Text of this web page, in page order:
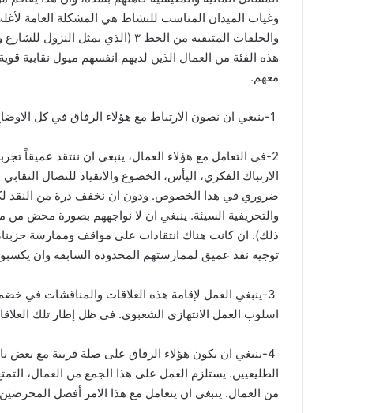
وغياب الميدان المناسب للنشاط هي المشكلة العامة
والحلقات المتبقية من الخط ٣
هذه الفئة من العمال الذين لديهم انفسهم ميول نقابية
معهم.
2-في التعامل مع هؤلاء العمال، ينبغي ان ننتقد عميقاً
الارتباك الفكري، اليأس، الخضوع والانقياد للنضال
ضروري في هذا الخصوص. ودون ان نخفف ذرة من النقد لكل
والتحريفية السيئة. ينبغي ان لا نواجههم بصورة محض من
ذلك). ان كانت هناك انتقادات على مواقف وممارسة
توجيه نقد عميق لممارستهم المحدودة السابقة وان
3-ينبغي العمل لإقامة هذه العلاقات والمناقشات في
اسلوب العمل الانتهازي الشعبوي. في ظل إطار تلك
4-ينبغي ان يكون هؤلاء الرفاق على صلة قريبة مع بعض
الطليعيين. يستلزم العمل على هذا الجمع من العمال،
من العمال. ينبغي ان يتعامل مع هذا الامر أفضل